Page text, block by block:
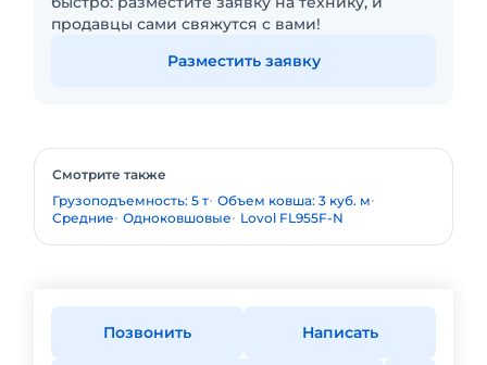
продавцы сами свяжутся с вами!
Разместить заявку
Смотрите также
Грузоподъемность: 5 т Объем ковша: 3 куб. м
Средние Одноковшовые Lovol FL955F-N
Позвонить Написать